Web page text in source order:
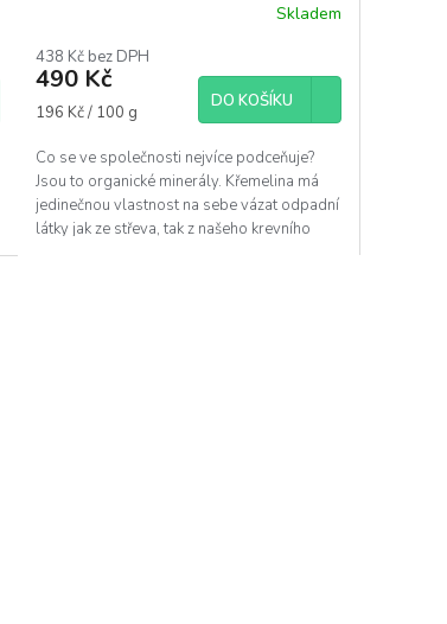
Skladem
438 Kč bez DPH
490 Kč
Měrná
196 Kč / 100 g
DO KOŠÍKU
Co se ve společnosti nejvíce podceňuje?
Jsou to organické minerály. Křemelina má
jedinečnou vlastnost na sebe vázat odpadní
látky jak ze střeva, tak z našeho krevního